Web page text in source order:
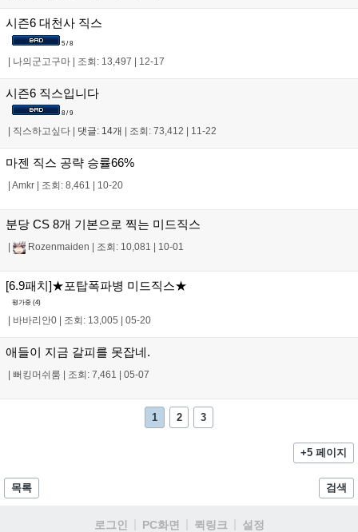
시즌6 대천사 직스
5 / 8
| 나의군고구마 | 조회: 13,497 | 12-17
시즌6 직스입니다
8 / 9
직스하고싶다 댓글: 14개 조회: 73,412 11-22
마젠 직스 공략 승률66%
Amkr 조회: 8,461 10-20
분당 CS 8개 기본으로 찍는 미드직스
Rozenmaiden 조회: 10,081 10-01
[6.9패치]★포탑폭파병 미드직스★
평가중 (4)
바바리안0 조회: 13,005 05-20
애들이 지금 갈피를 못잡네.
뻐킹머쉬룸 조회: 7,461 05-07
1 2 3
+5 페이지
목록 검색
로그인 PC화면 퀵링크 설정